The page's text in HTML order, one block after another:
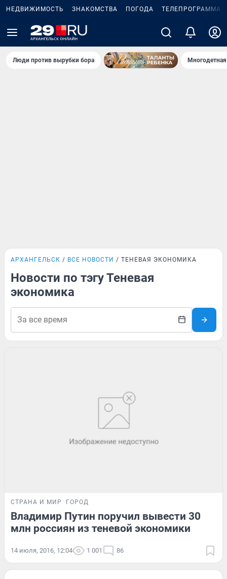
НЕДВИЖИМОСТЬ ЗНАКОМСТВА ПОГОДА ТЕЛЕПРОГРАММА
Люди против вырубки бора
АРХАНГЕЛЬСК ВСЕ НОВОСТИ ТЕНЕВАЯ ЭКОНОМИКА
Новости по тэгу Теневая
экономика
СТРАНА И МИР ГОРОД
Владимир Путин поручил вывести 30
млн россиян из теневой экономики
14 июля, 2016, 12:04 1 001 86